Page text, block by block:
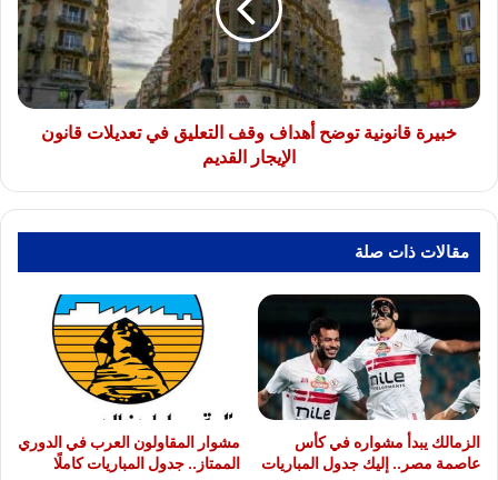
وقف
التعليق
في
تعديلات
قانون
الإيجارخبيرة قانونية توضح أهداف وقف التعليق في تعديلات قانون
الإيجار القديم
مقالات ذات صلة
الزمالك يبدأ مشواره في كأس
عاصمة مصر.. إليك جدول المباريات
مشوار المقاولون العرب في الدوري
الممتاز.. جدول المباريات كاملًا